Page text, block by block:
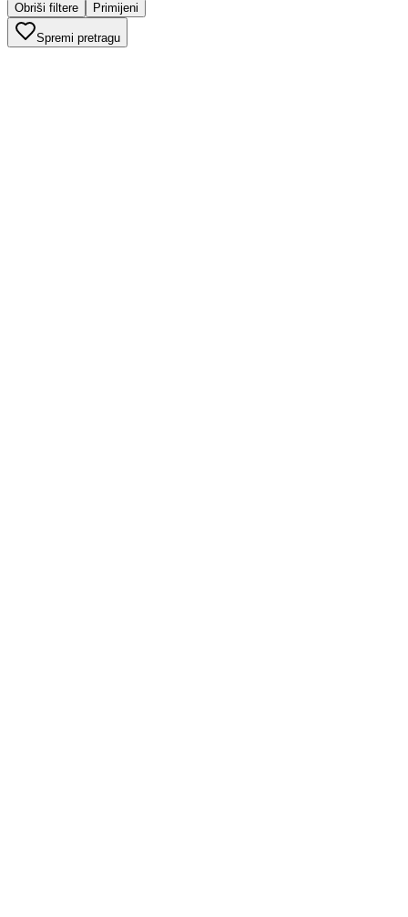
Obriši filtere Primijeni
Spremi pretragu